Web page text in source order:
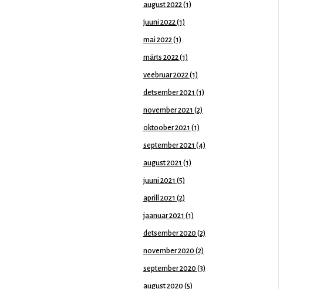
august 2022(1)
juuni 2022(1)
mai 2022(1)
märts 2022(1)
veebruar 2022(1)
detsember 2021 (1)
november 2021 (2)
oktoober 2021 (1)
september 2021 (4)
august 2021 (1)
juuni 2021 (5)
aprill 2021 (2)
jaanuar 2021 (1)
detsember 2020 (2)
november 2020 (2)
september 2020 (3)
august 2020 (5)